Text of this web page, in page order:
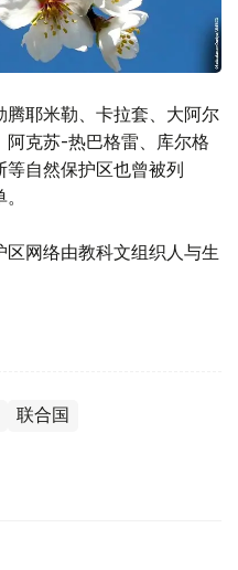
耶米勒、卡拉套、大阿尔
克苏-热巴格雷、库尔格
自然保护区也曾被列
网络由教科文组织人与生
联合国